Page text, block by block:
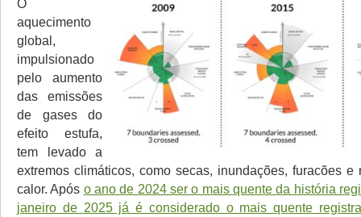
O
aquecimento
global,
impulsionado
pelo aumento
das emissões
de gases do
efeito estufa,
tem levado a
extremos climáticos, como secas, inundações, furacões e
calor. Após o ano de 2024 ser o mais quente da história
janeiro de 2025 já é considerado o mais quente